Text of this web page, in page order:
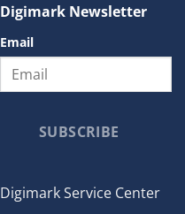
Digimark Newsletter
Email
SUBSCRIBE
Digimark Service Center